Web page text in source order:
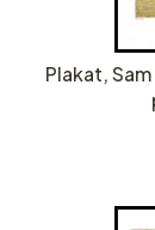
Plakat,